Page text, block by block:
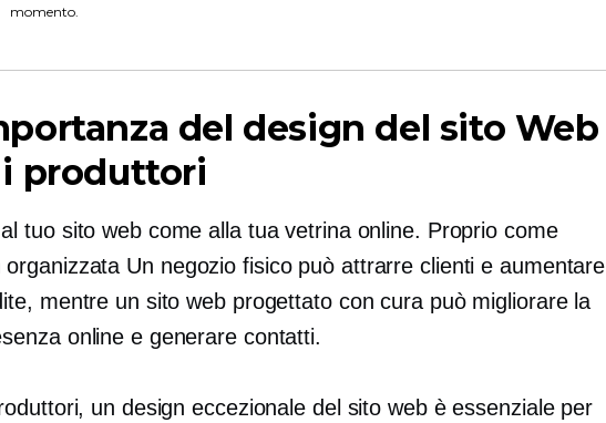
momento.
del design del sito Web
produttori
tuo sito web come alla tua vetrina online. Proprio come
organizzata Un negozio fisico può attrarre clienti e aumentare
mentre un sito web progettato con cura può migliorare la
online e generare contatti.
un design eccezionale del sito web è essenziale per